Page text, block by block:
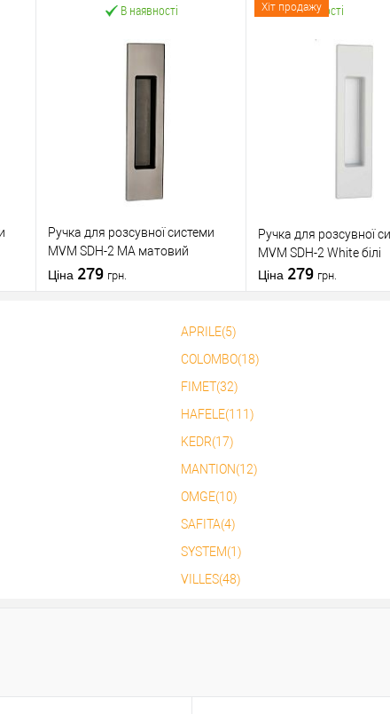
У кошик У кошик
В наявності
Ручка для розсувної системи
MVM SDH-2 MA матовий
антрацит
Ціна 279 грн.
До
порівняння
Хіт продажу
В наявності
Ручка для розсувної
MVM SDH-2 White білі
Ціна 279 грн.
APRILE(5)
COLOMBO(18)
FIMET(32)
HAFELE(111)
KEDR(17)
MANTION(12)
OMGE(10)
SAFITA(4)
SYSTEM(1)
VILLES(48)